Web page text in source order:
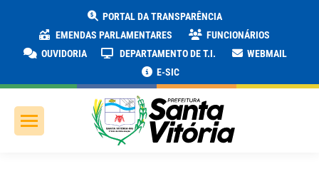
PORTAL DA TRANSPARÊNCIA
EMENDAS PARLAMENTARES
FUNCIONÁRIOS
OUVIDORIA
DEPARTAMENTO DE T.I.
WEBMAIL
E-SIC